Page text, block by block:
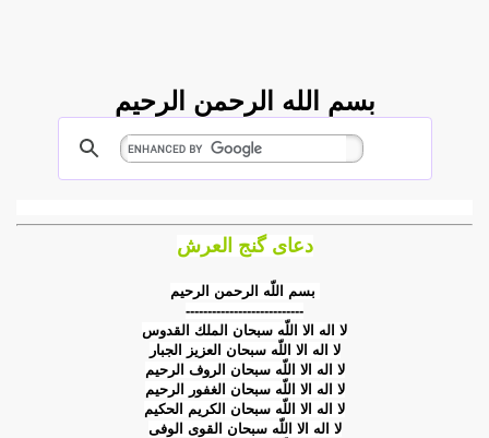
بسم الله الرحمن الرحيم
دعاى گنج العرش
---------------------------
لا اله الا اللّه سبحان الملك القدوس
لا اله الا اللّه سبحان العزیز الجبار
لا اله الا اللّه سبحان الروف الرحیم
لا اله الا اللّه سبحان الغفور الرحیم
لا اله الا اللّه سبحان الكریم الحكیم
لا اله الا اللّه سبحان القوى الوفى